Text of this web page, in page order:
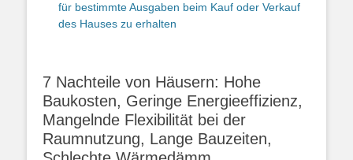
für bestimmte Ausgaben beim Kauf oder Verkauf
des Hauses zu erhalten
7 Nachteile von Häusern: Hohe
Baukosten, Geringe Energieeffizienz,
Mangelnde Flexibilität bei der
Raumnutzung, Lange Bauzeiten,